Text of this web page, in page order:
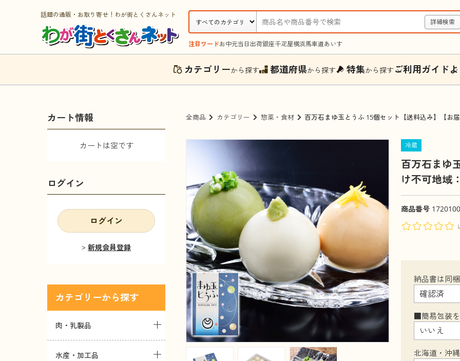
話題の通販・お取り寄せ！わが街とくさんネット
詳細検索
注目ワードお中元当日出荷銀座千疋屋横浜馬車道あいす
カテゴリーから探す 都道府県から探す 特集から探す ご利用ガイド
全商品 カテゴリー 惣菜・食材 百万石まゆ玉とうふ 15個セット【送料込み】【お
冷蔵
百万石まゆ
け不可地域
商品番号
納品書は同
■簡易包装
北海道・沖
カート情報
カートは空です
ログイン
ログイン
新規会員登録
カテゴリー
肉・乳製品
水産・加工品